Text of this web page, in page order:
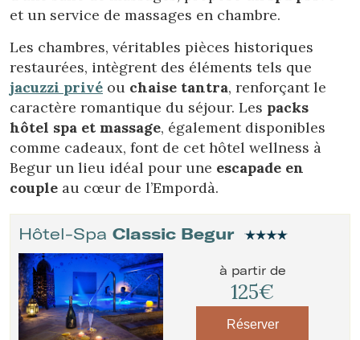
et un service de massages en chambre.
Les chambres, véritables pièces historiques
restaurées, intègrent des éléments tels que
jacuzzi privé ou chaise tantra, renforçant le
caractère romantique du séjour. Les packs
hôtel spa et massage, également disponibles
comme cadeaux, font de cet hôtel wellness à
Begur un lieu idéal pour une escapade en
couple au cœur de l’Empordà.
Hôtel-Spa Classic Begur
à partir de
125€
Réserver